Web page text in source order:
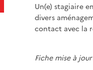
Un(e) stagiaire
divers
contact avec la
Fiche mise à